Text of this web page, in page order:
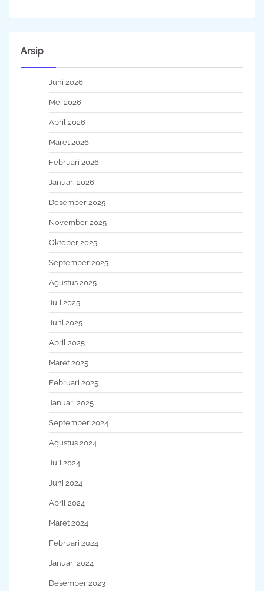
Arsip
Juni 2026
Mei 2026
April 2026
Maret 2026
Februari 2026
Januari 2026
Desember 2025
November 2025
Oktober 2025
September 2025
Agustus 2025
Juli 2025
Juni 2025
April 2025
Maret 2025
Februari 2025
Januari 2025
September 2024
Agustus 2024
Juli 2024
Juni 2024
April 2024
Maret 2024
Februari 2024
Januari 2024
Desember 2023